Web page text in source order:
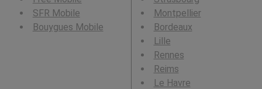
SFR Mobile
Bouygues Mobile
Montpellier
Bordeaux
Lille
Rennes
Reims
Le Havre